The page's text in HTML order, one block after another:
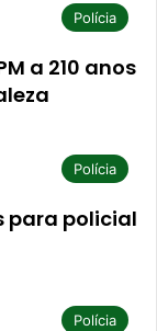
Polícia
a 210 anos
Polícia
para policial
Polícia